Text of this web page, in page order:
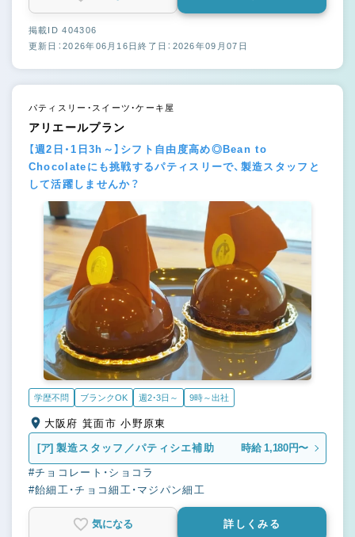
掲載ID 404306
更新日：2026年06月16日終了日：2026年09月07日
パティスリー・スイーツ・ケーキ屋
アリエールプラン
【週2日・1日3h～】シフト自由度高め◎Bean to
Chocolateにも挑戦するパティスリーで、製造スタッフと
して活躍しませんか？
学歴不問 ブランクOK 週2・3日～ 9時～出社
大阪府 箕面市 小野原東
[ア] 製造スタッフ／パティシエ補助 時給 1,180円〜
#チョコレート・ショコラ
#飴細工・チョコ細工・マジパン細工
気になる 詳しくみる